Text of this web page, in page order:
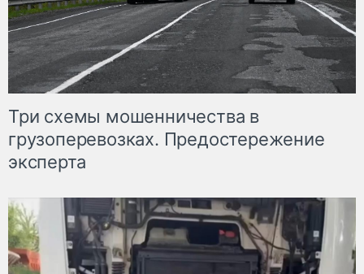
Три схемы мошенничества в
грузоперевозках. Предостережение
эксперта